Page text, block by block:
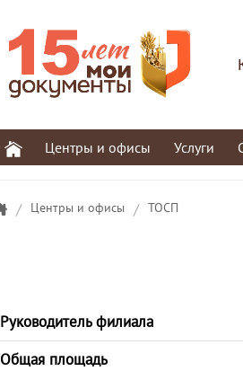
Центры и офисы Услуги
/ Центры и офисы / ТОСП
Руководитель филиала
Общая площадь